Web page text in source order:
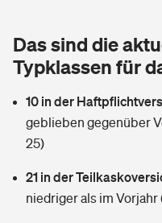
Rentenrechner: Wie viel
Wer versichert was: Jetzt
Sie haben Fragen?
Vermieterrrechtsschutz
Mietkautionsversicherung
Restkreditversicherung
Zur Übersicht
Kinderunfall­ver­si­che­rung
Reiseversicherung
Tierkrankenversicherung
Zur Übersicht
Das sind die
Typklassen für
10 in der
geblieben gegenüber
25)
21 in der
niedriger als im Vorjahr